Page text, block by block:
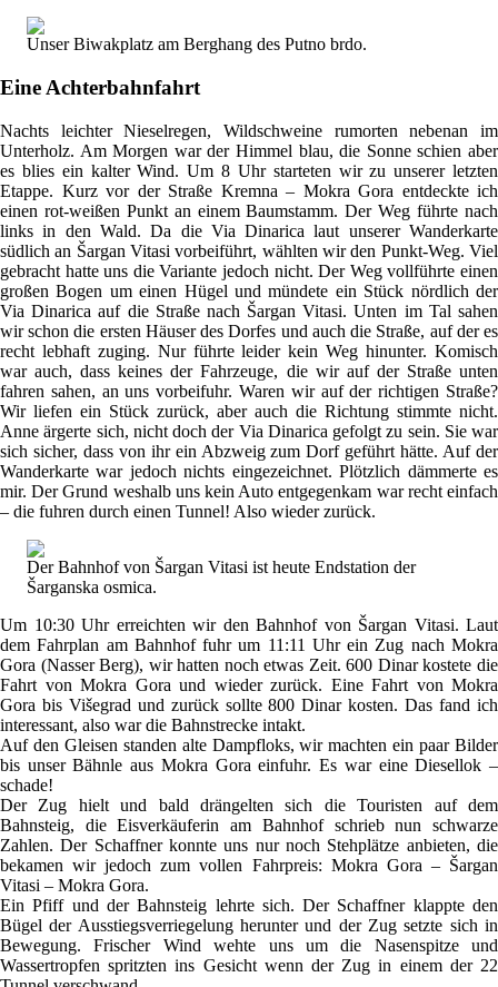
Unser Biwakplatz am Berghang des Putno brdo.
Eine Achterbahnfahrt
Nachts leichter Nieselregen, Wildschweine rumorten nebenan im
Unterholz. Am Morgen war der Himmel blau, die Sonne schien aber
es blies ein kalter Wind. Um 8 Uhr starteten wir zu unserer letzten
Etappe. Kurz vor der Straße Kremna – Mokra Gora entdeckte ich
einen rot-weißen Punkt an einem Baumstamm. Der Weg führte nach
links in den Wald. Da die Via Dinarica laut unserer Wanderkarte
südlich an Šargan Vitasi vorbeiführt, wählten wir den Punkt-Weg. Viel
gebracht hatte uns die Variante jedoch nicht. Der Weg vollführte einen
großen Bogen um einen Hügel und mündete ein Stück nördlich der
Via Dinarica auf die Straße nach Šargan Vitasi. Unten im Tal sahen
wir schon die ersten Häuser des Dorfes und auch die Straße, auf der es
recht lebhaft zuging. Nur führte leider kein Weg hinunter. Komisch
war auch, dass keines der Fahrzeuge, die wir auf der Straße unten
fahren sahen, an uns vorbeifuhr. Waren wir auf der richtigen Straße?
Wir liefen ein Stück zurück, aber auch die Richtung stimmte nicht.
Anne ärgerte sich, nicht doch der Via Dinarica gefolgt zu sein. Sie war
sich sicher, dass von ihr ein Abzweig zum Dorf geführt hätte. Auf der
Wanderkarte war jedoch nichts eingezeichnet. Plötzlich dämmerte es
mir. Der Grund weshalb uns kein Auto entgegenkam war recht einfach
– die fuhren durch einen Tunnel! Also wieder zurück.
Der Bahnhof von Šargan Vitasi ist heute Endstation der
Šarganska osmica.
Um 10:30 Uhr erreichten wir den Bahnhof von Šargan Vitasi. Laut
dem Fahrplan am Bahnhof fuhr um 11:11 Uhr ein Zug nach Mokra
Gora (Nasser Berg), wir hatten noch etwas Zeit. 600 Dinar kostete die
Fahrt von Mokra Gora und wieder zurück. Eine Fahrt von Mokra
Gora bis Višegrad und zurück sollte 800 Dinar kosten. Das fand ich
interessant, also war die Bahnstrecke intakt.
Auf den Gleisen standen alte Dampfloks, wir machten ein paar Bilder
bis unser Bähnle aus Mokra Gora einfuhr. Es war eine Diesellok –
schade!
Der Zug hielt und bald drängelten sich die Touristen auf dem
Bahnsteig, die Eisverkäuferin am Bahnhof schrieb nun schwarze
Zahlen. Der Schaffner konnte uns nur noch Stehplätze anbieten, die
bekamen wir jedoch zum vollen Fahrpreis: Mokra Gora – Šargan
Vitasi – Mokra Gora.
Ein Pfiff und der Bahnsteig lehrte sich. Der Schaffner klappte den
Bügel der Ausstiegsverriegelung herunter und der Zug setzte sich in
Bewegung. Frischer Wind wehte uns um die Nasenspitze und
Wassertropfen spritzten ins Gesicht wenn der Zug in einem der 22